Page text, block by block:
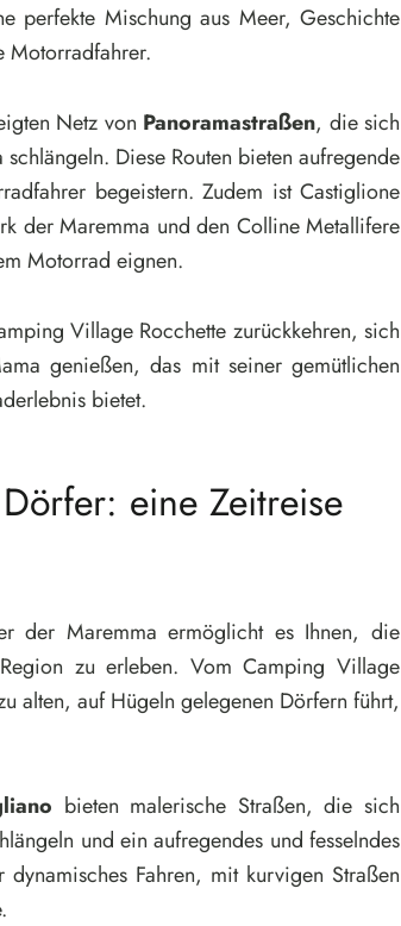
perfekte Mischung aus Meer, Geschichte
Motorradfahrer.
Netz von Panoramastraßen, die sich
Diese Routen bieten aufregende
begeistern. Zudem ist Castiglione
der Maremma und den Colline Metallifere
Motorrad eignen.
Village Rocchette zurückkehren, sich
genießen, das mit seiner gemütlichen
bietet.
eine Zeitreise
der Maremma ermöglicht es Ihnen, die
zu erleben. Vom Camping Village
alten, auf Hügeln gelegenen Dörfern führt,
bieten malerische Straßen, die sich
und ein aufregendes und fesselndes
Fahren, mit kurvigen Straßen